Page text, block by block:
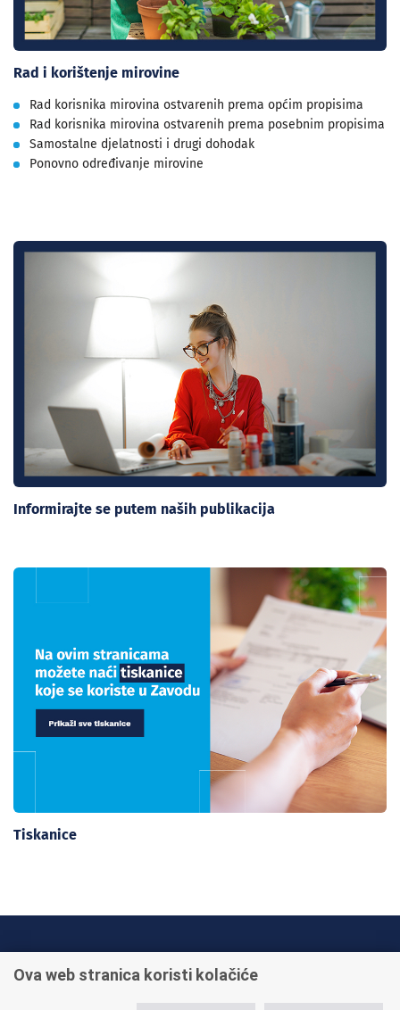
Rad i korištenje mirovine
Rad korisnika mirovina ostvarenih prema općim propisima
Rad korisnika mirovina ostvarenih prema posebnim propisima
Samostalne djelatnosti i drugi dohodak
Ponovno određivanje mirovine
Informirajte se putem naših publikacija
Tiskanice
+385 1 45 95 011
Ova web stranica koristi kolačiće